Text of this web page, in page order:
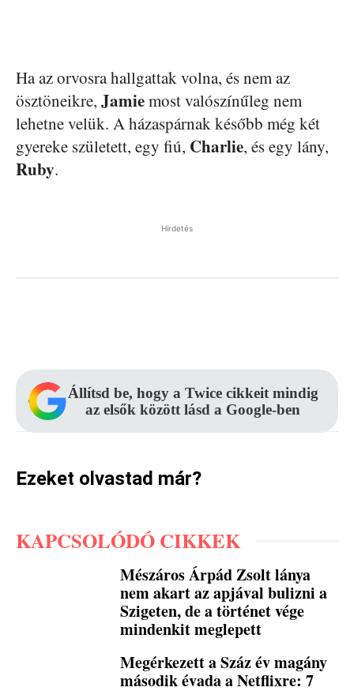
Ha az orvosra hallgattak volna, és nem az
ösztöneikre, Jamiemost valószínűleg nem
lehetne velük. A házaspárnak később még két
gyereke született, egy fiú, Charlie, és egy lány,
Ruby.
Hirdetés
Állítsd be, hogy a Twice cikkeit mindig
az elsők között lásd a Google-ben
Ezeket olvastad már?
KAPCSOLÓDÓ CIKKEK
Mészáros Árpád Zsolt lánya
nem akart az apjával bulizni a
Szigeten, de a történet vége
mindenkit meglepett
Megérkezett a Száz év magány
második évada a Netflixre: 7